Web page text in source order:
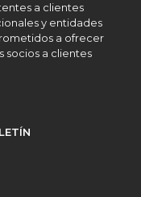
a clientes
y entidades
a ofrecer
socios a clientes